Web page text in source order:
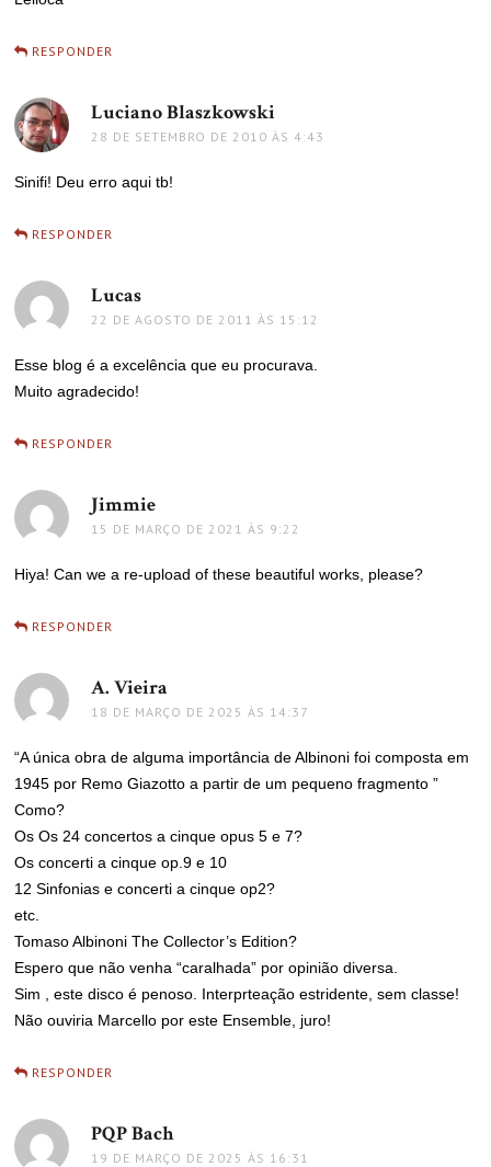
RESPONDER
Luciano Blaszkowski
28 DE SETEMBRO DE 2010 ÀS 4:43
Sinifi! Deu erro aqui tb!
RESPONDER
Lucas
22 DE AGOSTO DE 2011 ÀS 15:12
Esse blog é a excelência que eu procurava.
Muito agradecido!
RESPONDER
Jimmie
15 DE MARÇO DE 2021 ÀS 9:22
Hiya! Can we a re-upload of these beautiful works, please?
RESPONDER
A. Vieira
18 DE MARÇO DE 2025 ÀS 14:37
“A única obra de alguma importância de Albinoni foi composta em
1945 por Remo Giazotto a partir de um pequeno fragmento ”
Como?
Os Os 24 concertos a cinque opus 5 e 7?
Os concerti a cinque op.9 e 10
12 Sinfonias e concerti a cinque op2?
etc.
Tomaso Albinoni The Collector’s Edition?
Espero que não venha “caralhada” por opinião diversa.
Sim , este disco é penoso. Interprteação estridente, sem classe!
Não ouviria Marcello por este Ensemble, juro!
RESPONDER
PQP Bachdisse:
19 DE MARÇO DE 2025 ÀS 16:31